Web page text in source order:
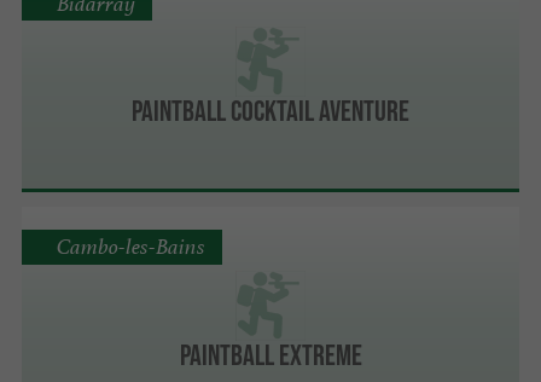
Paintball Cocktail Aventure
PAINTBALL EXTREME
Cambo-les-Bains